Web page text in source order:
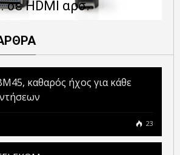
σε HDMI αρσ.
καθαρός ήχος για κάθε
23